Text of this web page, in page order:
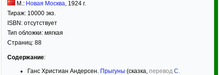
М.: Новая Москва, 1924 г.
Тираж: 10000 экз.
ISBN: отсутствует
Тип обложки: мягкая
Страниц: 88
Содержание:
Ганс Христиан Андерсен. Прыгуны (сказка, перевод С.